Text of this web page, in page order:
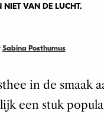
NIET VAN DE LUCHT.
Sabina Posthumus
in de smaak
een stuk